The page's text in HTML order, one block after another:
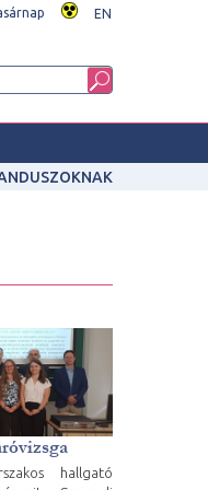
EN
hallgató